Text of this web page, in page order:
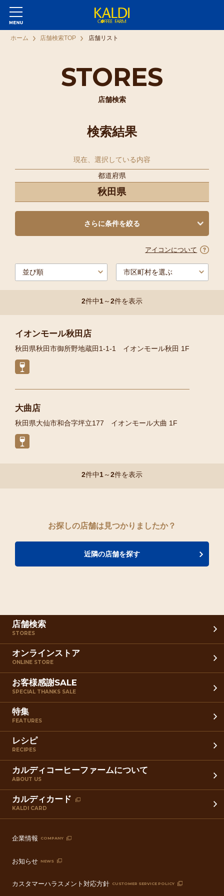
STORES
店舗検索
ホーム 店舗検索TOP 店舗リスト
検索結果
現在、選択している内容
都道府県
秋田県
さらに条件を絞る
2件中1～2件を表示
アイコンについて
イオンモール秋田店
秋田県秋田市御所野地蔵田1-1-1 イオンモール秋田 1F
大曲店
秋田県大仙市和合字坪立177 イオンモール大曲 1F
2件中1～2件を表示
お探しの店舗は見つかりましたか？
近隣の店舗を探す
店舗検索
STORES
オンラインストア
ONLINE STORE
お客様感謝SALE
SPECIAL THANKS SALE
特集
FEATURES
レシピ
RECIPES
カルディコーヒーファームについて
ABOUT US
カルディカード
KALDI CARD
企業情報 COMPANY
お知らせ NEWS
カスタマーハラスメント対応方針 CUSTOMER SERVICE POLICY